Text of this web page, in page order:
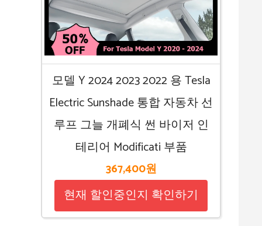
모델 Y 2024 2023 2022 용 Tesla
Electric Sunshade 통합 자동차 선
루프 그늘 개폐식 썬 바이저 인
테리어 Modificati 부품
367,400원
현재 할인중인지 확인하기